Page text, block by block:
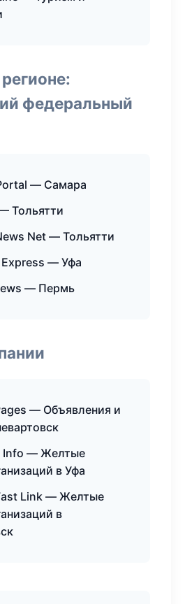
федеральный
— Самара
Тольятти
Net — Тольятти
— Уфа
— Пермь
— Объявления и
Info — Желтые
в Уфа
Link — Желтые
в